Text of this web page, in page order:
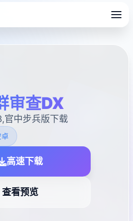
审查DX
官中步兵版下载
卓
高速下载
查看预览